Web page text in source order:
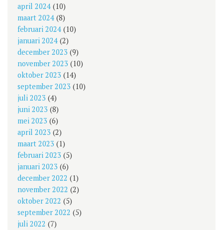
april 2024 (10)
maart 2024 (8)
februari 2024 (10)
januari 2024 (2)
december 2023 (9)
november 2023 (10)
oktober 2023 (14)
september 2023 (10)
juli 2023 (4)
juni 2023 (8)
mei 2023 (6)
april 2023 (2)
maart 2023 (1)
februari 2023 (5)
januari 2023 (6)
december 2022 (1)
november 2022 (2)
oktober 2022 (5)
september 2022 (5)
juli 2022 (7)